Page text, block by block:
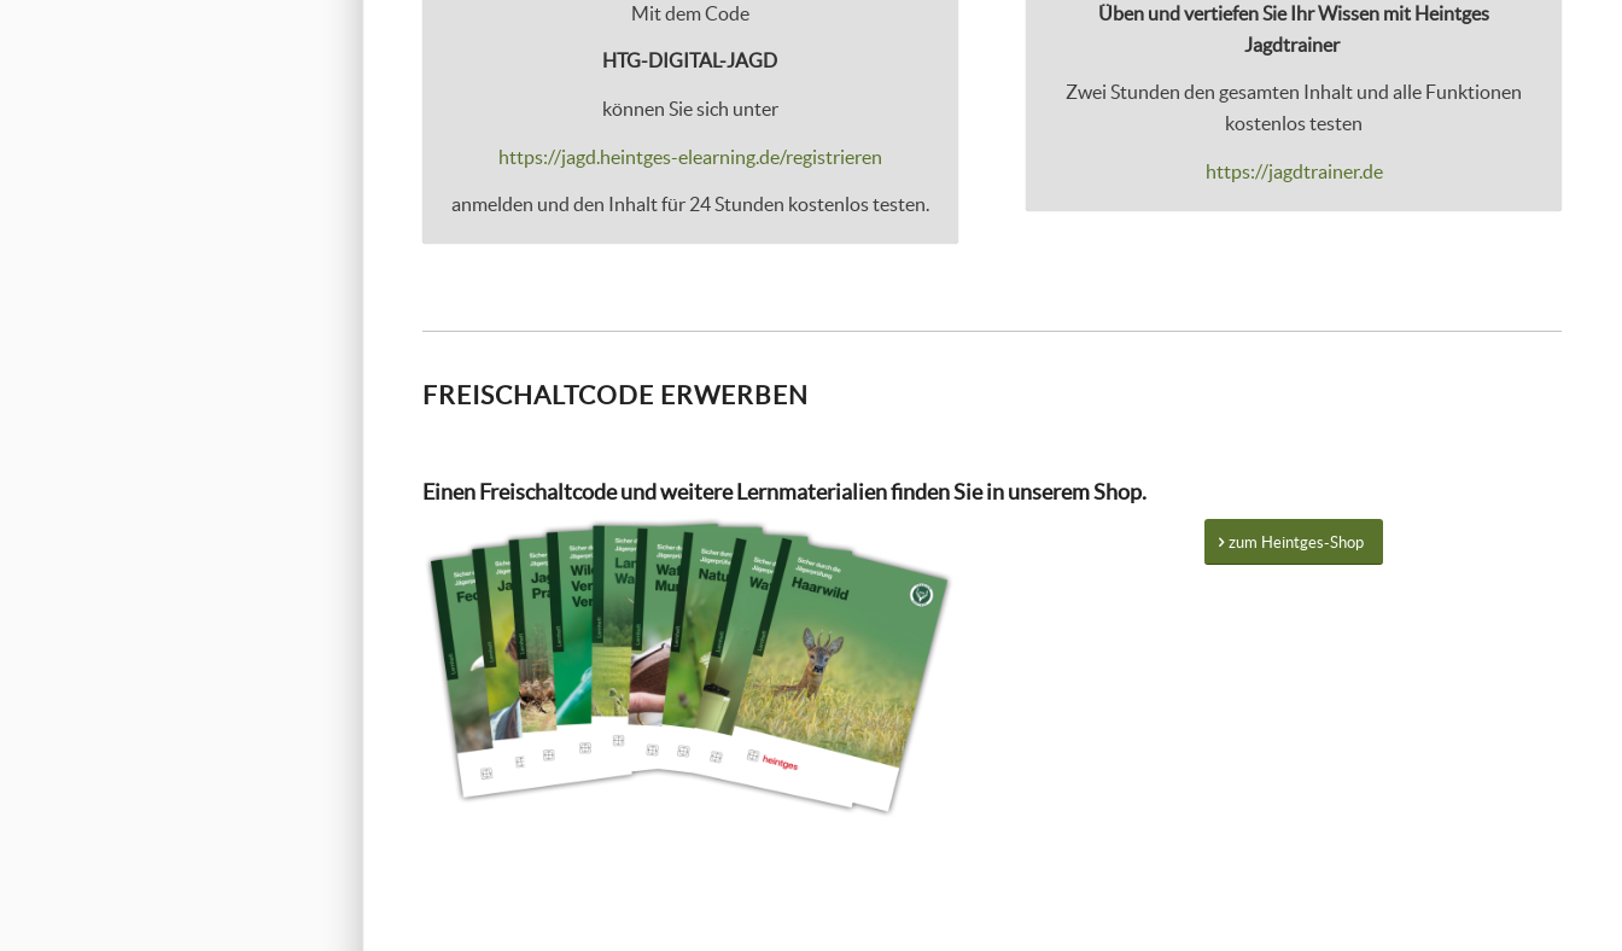
Mit dem Code
HTG-DIGITAL-JAGD
können Sie sich unter
https://jagd.heintges-elearning.de/registrieren
anmelden und den Inhalt für 24 Stunden kostenlos testen.
Üben und vertiefen Sie Ihr Wissen mit Heintges
Jagdtrainer
Zwei Stunden den gesamten Inhalt und alle Funktionen
kostenlos testen
https://jagdtrainer.de
FREISCHALTCODE ERWERBEN
Einen Freischaltcode und weitere Lernmaterialien finden Sie in unserem Shop.
zum Heintges-Shop